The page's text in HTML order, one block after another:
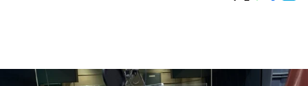
お知らせ